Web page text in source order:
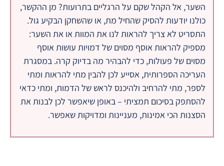
השער, אל הקהל שקם על הרגליים בתרועות? מן ההקשר,
כולנו יודעות להסיק שהחיל מת, או שהשחקן הבקיע גול.
התסריט לא צריך להראות לנו את המוות או את השער:
מספיק להראות אוסף מסוים של דמויות עושות אוסף
מסוים של פעולות, כדי להבהיר מה בדיוק קרה. במסגרת
העריכה הספרותית, אסייע לכן להבין מתי להראות ומתי
לספר, מתי להרחיב ולהיכנס לראש של הדמות, ומתי כדאי
להסתפק בסיכום תמציתי – באופן שיאפשר לכן לבנות את
הסצנות הכי אמינות, מעניינות ומדויקות שאפשר.